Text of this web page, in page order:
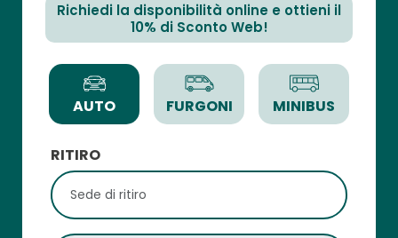
Richiedi la disponibilità online e ottieni il
10% di Sconto Web!
AUTO FURGONI MINIBUS
RITIRO